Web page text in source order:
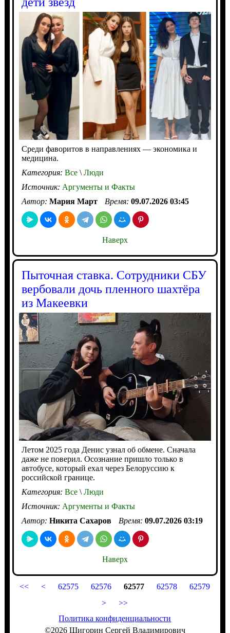
Среди фаворитов в направлениях — экономика и
медицина.
Категория: Все\Люди
Источник: Аргументы и Факты
Автор: Мария Март Время: 09.07.2026 03:45
Наверх
Пыточная ставка. Сотрудники СБУ
вербовали дочь пленного шахтёра
из Макеевки
Летом 2025 года Денис узнал об обмене. Сначала
даже не поверил. Осознание пришло только в
автобусе, который ехал через Белоруссию к
российской границе.
Категория: Все\Люди
Источник: Аргументы и Факты
Автор: Никита Сахаров Время: 09.07.2026 03:19
Наверх
<< < 62575 62576 62577 62578
62579
>
>>
Политика конфиденциальности
©2026 Шигорин Сергей Владимирович